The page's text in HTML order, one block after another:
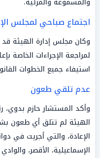
اجتماع صباحي لمجلس
وكان مجلس إدارة الهيئة
لمراجعة الإجراءات الخاصة
استيفاء جميع الخطوات
عدم تلقي طعون
وأكد المستشار حازم بدوي،
الهيئة لم تتلق أي طعون
الإعادة، والتي أجريت في
الإسماعيلية، الأقصر،